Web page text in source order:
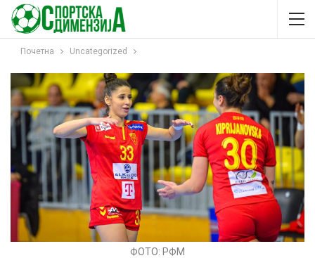
Почетна Uncategorized
ФОТО: РФМ